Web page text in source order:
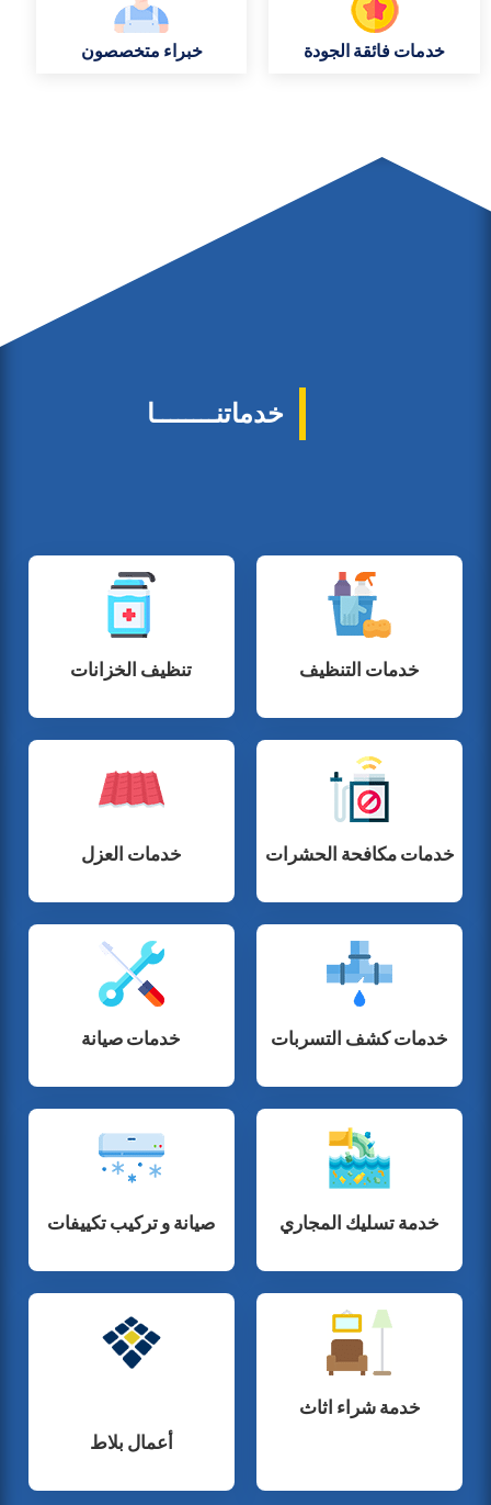
خدمات فائقة الجودة خبراء متخصصون
خدماتنــــــــا
خدمات التنظيف تنظيف الخزانات
خدمات مكافحة الحشرات خدمات العزل
خدمات كشف التسربات خدمات صيانة
خدمة تسليك المجاري صيانة و تركيب تكييفات
خدمة شراء اثاث
أعمال بلاط